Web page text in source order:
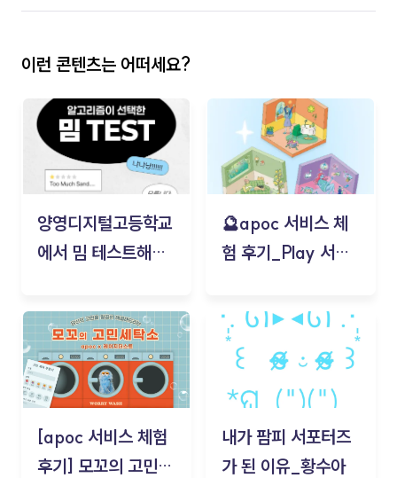
이런 콘텐츠는 어떠세요?
양영디지털고등학교
에서 밈 테스트해보
🔮apoc 서비스 체
험 후기_Play 서비
김태현
[apoc 서비스 체험
후기] 모꼬의 고민세
내가 팜피 서포터즈
가 된 이유_황수아